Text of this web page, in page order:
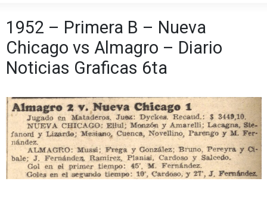
1952 – Primera B – Nueva
Chicago vs Almagro – Diario
Noticias Graficas 6ta